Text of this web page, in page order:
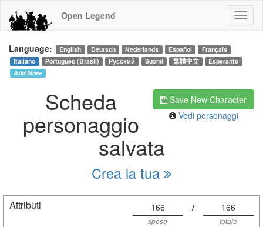
Open Legend
Language: English Deutsch Nederlands Español
Français
Italiano
Português (Brasil) Русский Suomi 繁體中文
Esperanto
Add More
Save New Character
Vedi personaggi
Scheda
personaggio
salvata
Crea la tua
Attributi 166 / 166
speso
totale